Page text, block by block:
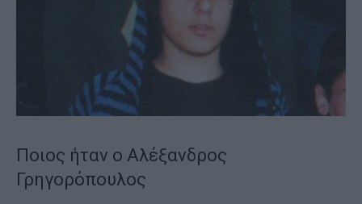
Ποιος ήταν ο Αλέξανδρος
Γρηγορόπουλος